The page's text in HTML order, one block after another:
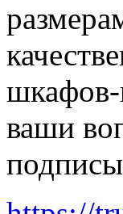
шкафов-
ваши